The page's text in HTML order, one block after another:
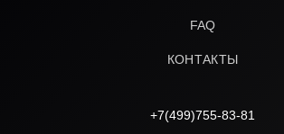
FAQ
КОНТАКТЫ
+7(499)755-83-81